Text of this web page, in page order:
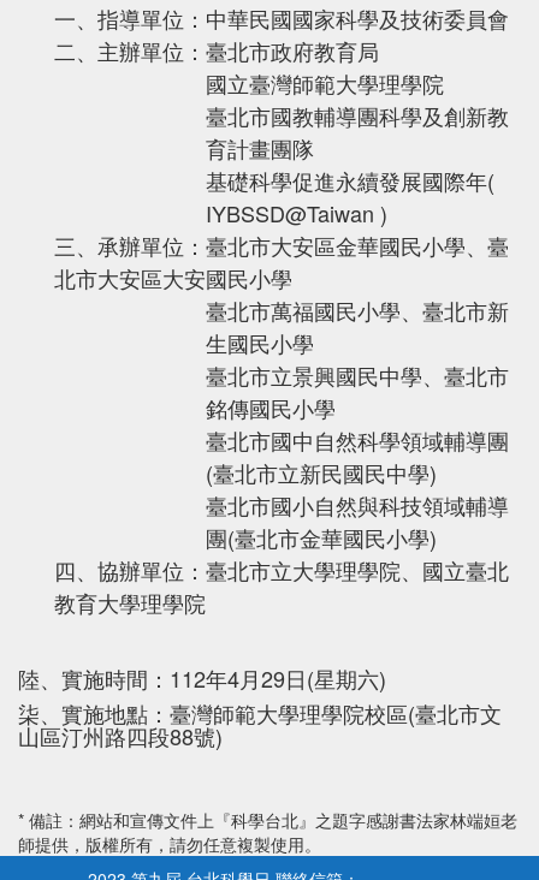
一、指導單位：中華民國國家科學及技術委員會
二、主辦單位：臺北市政府教育局
國立臺灣師範大學理學院
臺北市國教輔導團科學及創新教
育計畫團隊
基礎科學促進永續發展國際年(
IYBSSD@Taiwan )
三、承辦單位：臺北市大安區金華國民小學、臺
北市大安區大安國民小學
臺北市萬福國民小學、臺北市新
生國民小學
臺北市立景興國民中學、臺北市
銘傳國民小學
臺北市國中自然科學領域輔導團
(臺北市立新民國民中學)
臺北市國小自然與科技領域輔導
團(臺北市金華國民小學)
四、協辦單位：臺北市立大學理學院、國立臺北
教育大學理學院
陸、實施時間：112年4月29日(星期六)
柒、實施地點：臺灣師範大學理學院校區(臺北市文
山區汀州路四段88號)
* 備註：網站和宣傳文件上『科學台北』之題字感謝書法家林端姮老
師提供，版權所有，請勿任意複製使用。